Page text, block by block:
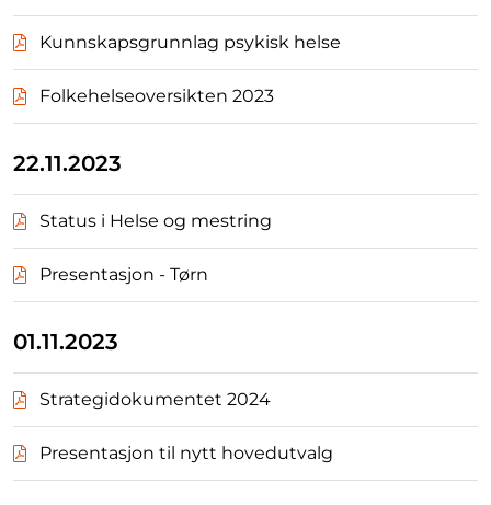
Kunnskapsgrunnlag psykisk helse
Folkehelseoversikten 2023
22.11.2023
Status i Helse og mestring
Presentasjon - Tørn
01.11.2023
Strategidokumentet 2024
Presentasjon til nytt hovedutvalg